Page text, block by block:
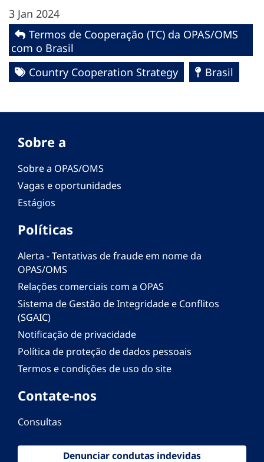
3 Jan 2024
Termos de Cooperação (TC) da OPAS/OMS
com o Brasil
Country Cooperation Strategy
Brasil
Sobre a
Sobre a OPAS/OMS
Vagas e oportunidades
Estágios
Políticas
Alerta - Tentativas de fraude em nome da
OPAS/OMS
Relações comerciais com a OPAS
Sistema de Gestão de Integridade e Conflitos
(SGAIC)
Notificação de privacidade
Política de proteção de dados pessoais
Termos e condições de uso do site
Contate-nos
Consultas
Denunciar condutas indevidas